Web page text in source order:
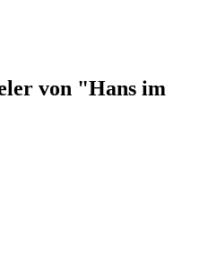
von "Hans im